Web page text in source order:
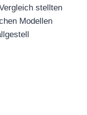
stellten
Modellen